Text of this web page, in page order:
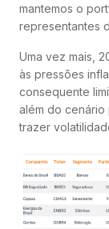
mantemos o
representantes
Uma vez mais,
às pressões
consequente
além do
trazer